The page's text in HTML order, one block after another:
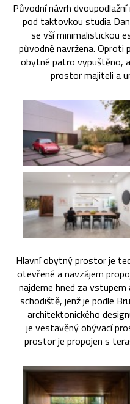
Původní návrh
pod taktovkou studia
se vší minimalistickou
původně navržena. Oproti
obytné patro vypuštěno,
prostor majiteli a
Hlavní obytný prostor je
otevřené a navzájem
najdeme hned za
schodiště, jenž je podle
architektonického
je vestavěný obývací
prostor je propojen s